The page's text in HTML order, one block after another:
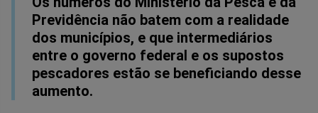
Previdência não batem com a realidade
dos municípios, e que intermediários
entre o governo federal e os supostos
pescadores estão se beneficiando desse
aumento.